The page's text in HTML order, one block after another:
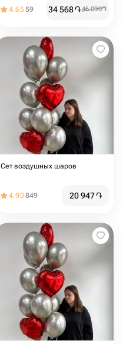
4.6559 34 568֏46 090֏
Сет воздушных шаров
4.90849 20 947֏